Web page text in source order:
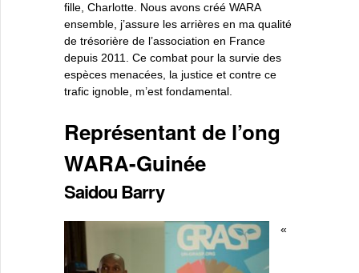
fille, Charlotte. Nous avons créé WARA
ensemble, j’assure les arrières en ma qualité
de trésorière de l’association en France
depuis 2011. Ce combat pour la survie des
espèces menacées, la justice et contre ce
trafic ignoble, m’est fondamental.
Représentant de l’ong
WARA-Guinée
Saidou Barry
«